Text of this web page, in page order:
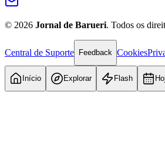
Internacional
© 2026 Jornal de Barueri. Todos os
Central de Suporte Feedback Cookies
Início Explorar Flash